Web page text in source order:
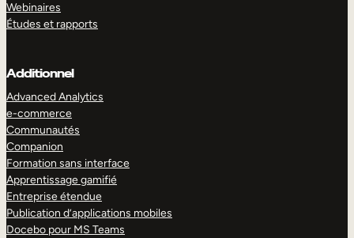
Webinaires
Études et rapports
Additionnel
Advanced Analytics
e-commerce
Communautés
Companion
Formation sans interface
Apprentissage gamifié
Entreprise étendue
Publication d’applications mobiles
Docebo pour MS Teams